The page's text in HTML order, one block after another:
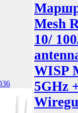
Mesh
10/
WISP
5GHz